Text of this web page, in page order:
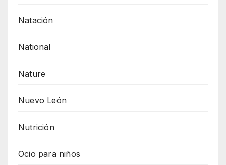
Natación
National
Nature
Nuevo León
Nutrición
Ocio para niños